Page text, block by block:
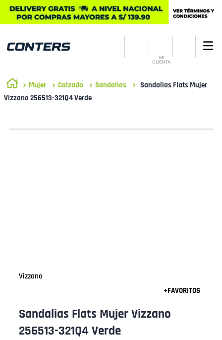
MI
CUENTA
Mujer Calzado Sandalias
Sandalias Flats Mujer
Vizzano 256513-321Q4 Verde
Vizzano
Sandalias Flats Mujer Vizzano
256513-321Q4 Verde